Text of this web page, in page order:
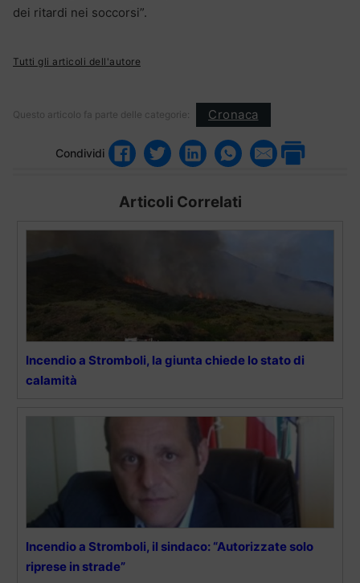
dei ritardi nei soccorsi”.
Tutti gli articoli dell'autore
Questo articolo fa parte delle categorie: Cronaca
Condividi
Articoli Correlati
Incendio a Stromboli, la giunta chiede lo stato di
calamità
Incendio a Stromboli, il sindaco: “Autorizzate solo
riprese in strade”